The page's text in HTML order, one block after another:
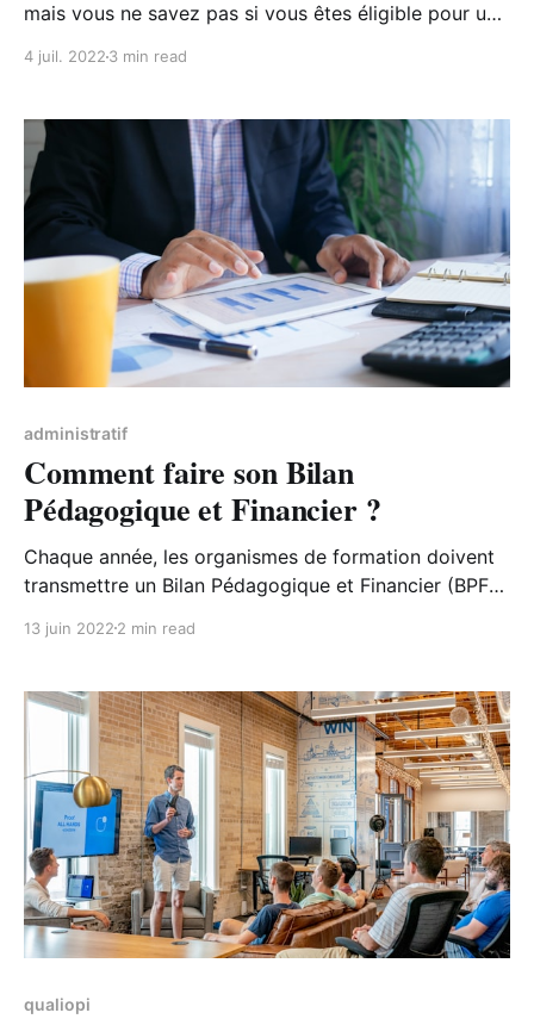
mais vous ne savez pas si vous êtes éligible pour une
financer votre formation.
4 juil. 2022 3 min read
administratif
Comment faire son Bilan
Pédagogique et Financier ?
Chaque année, les organismes de formation doivent
transmettre un Bilan Pédagogique et Financier (BPF)
professionnelle. Qu’est-ce que le BPF, comment le
ce que le Bilan Pédagogique et Financier ? L’article L.
13 juin 2022 2 min read
qualiopi